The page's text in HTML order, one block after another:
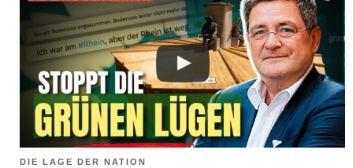
DIE LAGE DER NATION